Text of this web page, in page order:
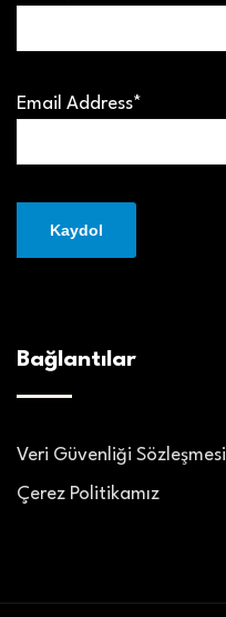
Email Address*
Bağlantılar
Veri Güvenliği Sözleşmesi
Çerez Politikamız